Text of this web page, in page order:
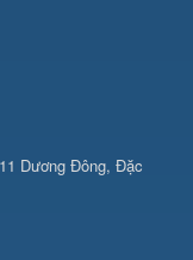
Dương Đông, Đặc